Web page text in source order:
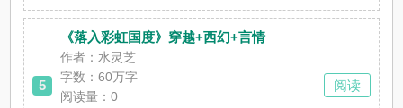
5
《落入彩虹国度》穿越+西幻+言情
作者：水灵芝
字数：60万字
阅读量：0
阅读